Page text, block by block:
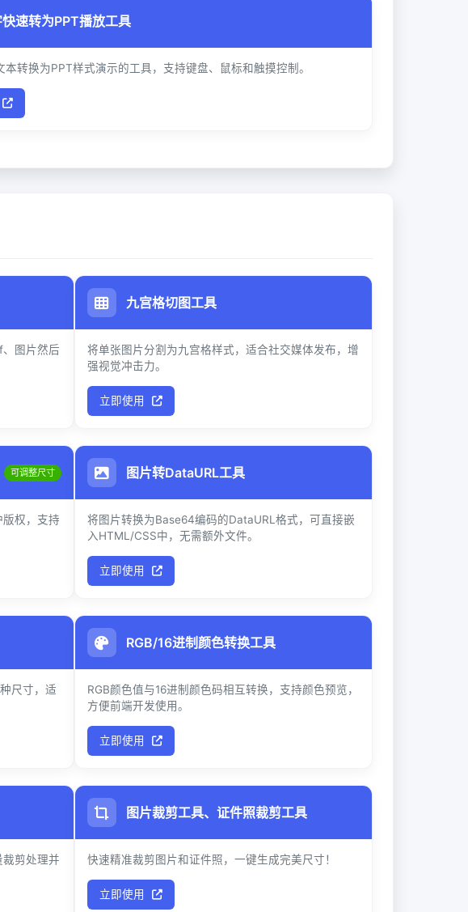
速转为PPT播放工具
本转换为PPT样式演示的工具，支持键盘、鼠标和触摸控制。
图片然后
九宫格切图工具
将单张图片分割为九宫格样式，适合社交媒体发布，增
强视觉冲击力。
立即使用
可调整尺寸
权，支持
图片转DataURL工具
将图片转换为Base64编码的DataURL格式，可直接嵌
入HTML/CSS中，无需额外文件。
立即使用
尺寸，适
RGB/16进制颜色转换工具
RGB颜色值与16进制颜色码相互转换，支持颜色预览，
方便前端开发使用。
立即使用
裁剪处理并
图片裁剪工具、证件照裁剪工具
快速精准裁剪图片和证件照，一键生成完美尺寸！
立即使用